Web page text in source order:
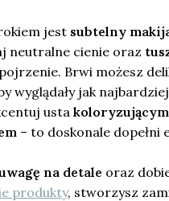
jest subtelny
neutralne cienie oraz
Brwi możesz
wyglądały jak
usta
– to doskonale dopełni
na detale oraz
produkty, stworzysz